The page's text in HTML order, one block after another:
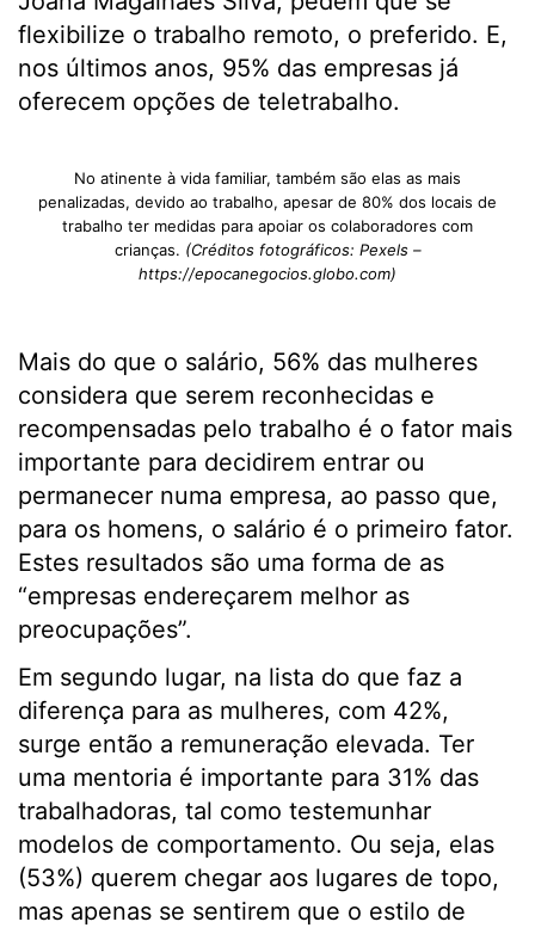
flexibilize o trabalho remoto, o preferido​. E,
nos últimos anos, 95% das empresas já
oferecem opções de teletrabalho.
No atinente à vida familiar, também são elas as mais
penalizadas, devido ao trabalho, apesar de 80% dos locais de
trabalho ter medidas para apoiar os colaboradores com
crianças. (Créditos fotográficos: Pexels –
https://epocanegocios.globo.com)
Mais do que o salário, 56% das mulheres
considera que serem reconhecidas e
recompensadas pelo trabalho é o fator mais
importante para decidirem entrar ou
permanecer numa empresa, ao passo que,
para os homens, o salário é o primeiro fator.
Estes resultados são uma forma de as
“empresas endereçarem melhor as
preocupações”.
Em segundo lugar, na lista do que faz a
diferença para as mulheres, com 42%,
surge então a remuneração elevada. Ter
uma mentoria é importante para 31% das
trabalhadoras, tal como testemunhar
modelos de comportamento. Ou seja, elas
(53%) querem chegar aos lugares de topo,
mas apenas se sentirem que o estilo de